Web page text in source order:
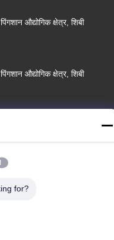
औद्योगिक क्षेत्र, शिबी
औद्योगिक क्षेत्र, शिबी
आपूर्तिकर्ता. कॉपीराइट ©
for?